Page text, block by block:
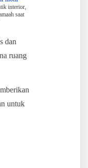
interior,
saat
untuk